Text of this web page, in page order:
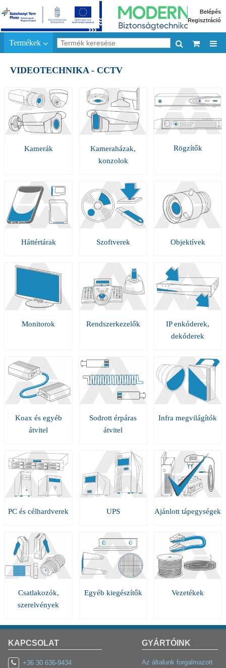
Belépés
Regisztráció
Termékek
VIDEOTECHNIKA - CCTV
Kamerák
Kameraházak,
konzolok
Rögzítők
Háttértárak Szoftverek Objektívek
Monitorok Rendszerkezelők
IP enkóderek,
dekóderek
Koax és egyéb
átvitel
Sodrott érpáras
átvitel
Infra megvilágítók
PC és célhardverek UPS Ajánlott tápegységek
Csatlakozók,
szerelvények
Egyéb kiegészítők Vezetékek
KAPCSOLAT
+36 30 636-9434
GYÁRTÓINK
Az általunk forgalmazott